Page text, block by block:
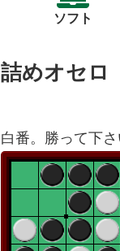
ソフト
詰めオセロ
白番。勝って下さ